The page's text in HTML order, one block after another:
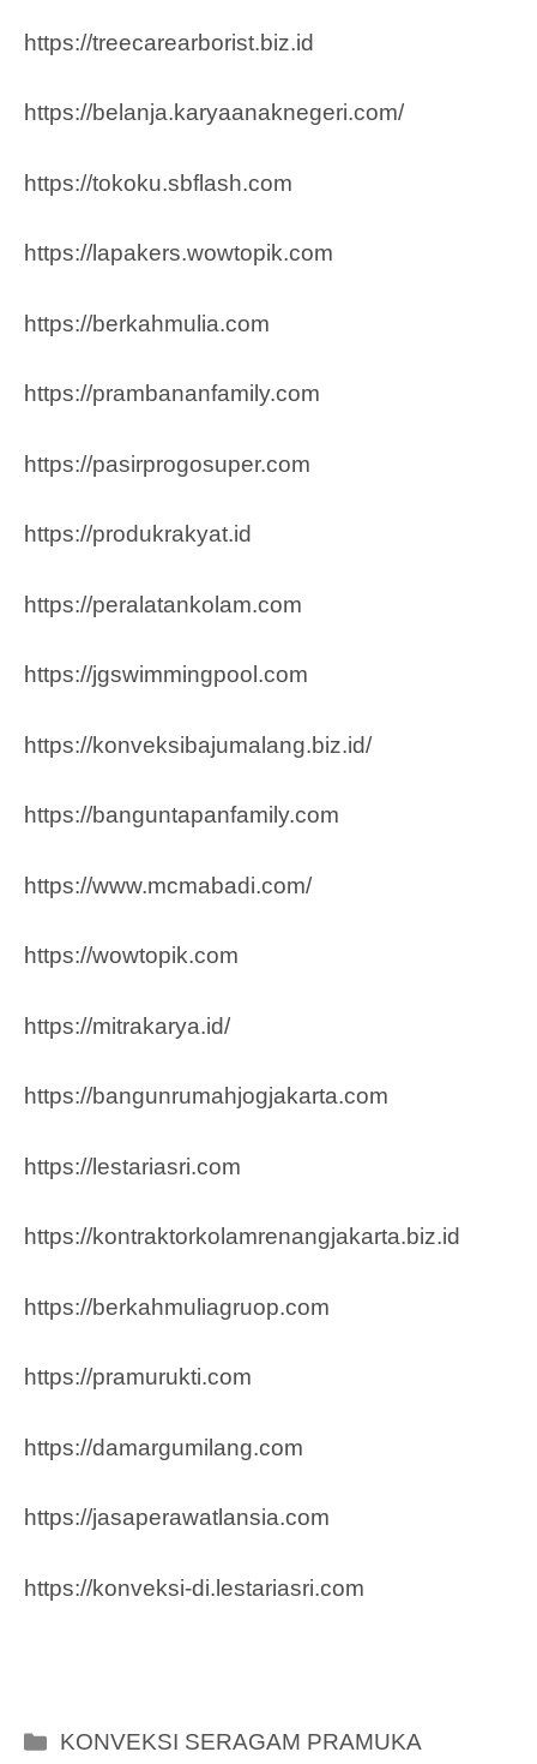
https://treecarearborist.biz.id
https://belanja.karyaanaknegeri.com/
https://tokoku.sbflash.com
https://lapakers.wowtopik.com
https://berkahmulia.com
https://prambananfamily.com
https://pasirprogosuper.com
https://produkrakyat.id
https://peralatankolam.com
https://jgswimmingpool.com
https://konveksibajumalang.biz.id/
https://banguntapanfamily.com
https://www.mcmabadi.com/
https://wowtopik.com
https://mitrakarya.id/
https://bangunrumahjogjakarta.com
https://lestariasri.com
https://kontraktorkolamrenangjakarta.biz.id
https://berkahmuliagruop.com
https://pramurukti.com
https://damargumilang.com
https://jasaperawatlansia.com
https://konveksi-di.lestariasri.com
Categories
KONVEKSI SERAGAM PRAMUKA